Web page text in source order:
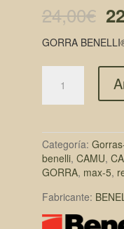
24,00€ El
GORRA
Categoría:
benelli, CAMU,
GORRA, max-5,
Fabricante: